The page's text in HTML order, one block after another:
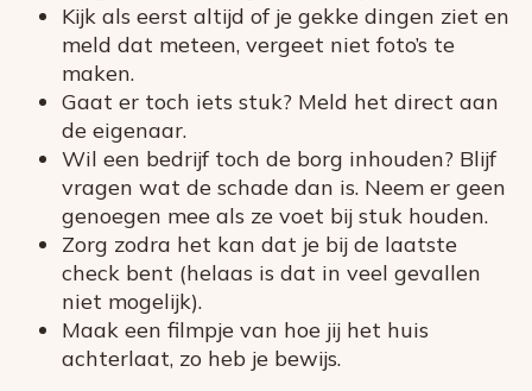
Kijk als eerst altijd of je gekke dingen ziet en
meld dat meteen, vergeet niet foto’s te
maken.
Gaat er toch iets stuk? Meld het direct aan
de eigenaar.
Wil een bedrijf toch de borg inhouden? Blijf
vragen wat de schade dan is. Neem er geen
genoegen mee als ze voet bij stuk houden.
Zorg zodra het kan dat je bij de laatste
check bent (helaas is dat in veel gevallen
niet mogelijk).
Maak een filmpje van hoe jij het huis
achterlaat, zo heb je bewijs.